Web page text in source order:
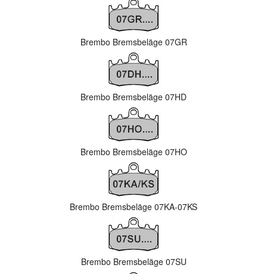
Brembo Bremsbeläge 07GR
Brembo Bremsbeläge 07HD
Brembo Bremsbeläge 07HO
Brembo Bremsbeläge 07KA-07KS
Brembo Bremsbeläge 07SU